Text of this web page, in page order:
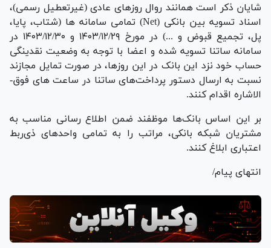
شایان ذکر است همانند روال روز‌های عادی (غیرتعطیل رسمی)،
اسناد تسویه بین­ بانکی (Net) تمامی سامانه ­ها (شتاب، پایا،
پل، تجمیع قبوض و ...) در مورخ ۲۹‏/۱۲‏/۱۴۰۳ و ۳۰‏‏/۱۲‏‏/۱۴۰۳ در
سامانه ساتنا تسویه شده و اعضا با توجه به وضعیت نقدینگی
حساب خود نزد این بانک در این روزها، در صورت تمایل مجازند
نسبت به ارسال دستور پرداخت­‌های ساتنا در ساعت ­های فوق­
الاشاره اقدام کنند.
بر این اساس بانک‌ها موظفند ضمن اطلاع ­رسانی مناسب به
مشتریان شبکه بانکی، مراتب را به تمامی واحد‌های ذی‌ربط
اعتباری ابلاغ کنند‏.
انتهای پیام/